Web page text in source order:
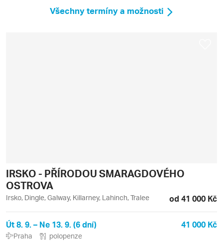
Všechny termíny a možnosti
IRSKO - PŘÍRODOU SMARAGDOVÉHO
OSTROVA
Irsko, Dingle, Galway, Killarney, Lahinch, Tralee od 41 000 Kč
Út 8. 9. – Ne 13. 9. (6 dní) 41 000 Kč
Praha polopenze